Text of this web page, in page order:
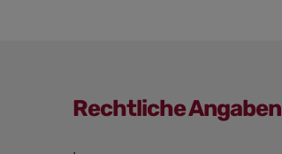
Rechtliche Angaben